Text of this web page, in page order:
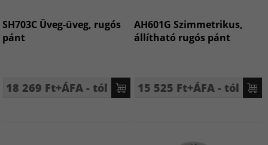
SH703C Üveg-üveg, rugós
pánt
18 269 Ft+ÁFA - tól
AH601G Szimmetrikus,
állítható rugós pánt
15 525 Ft+ÁFA - tól